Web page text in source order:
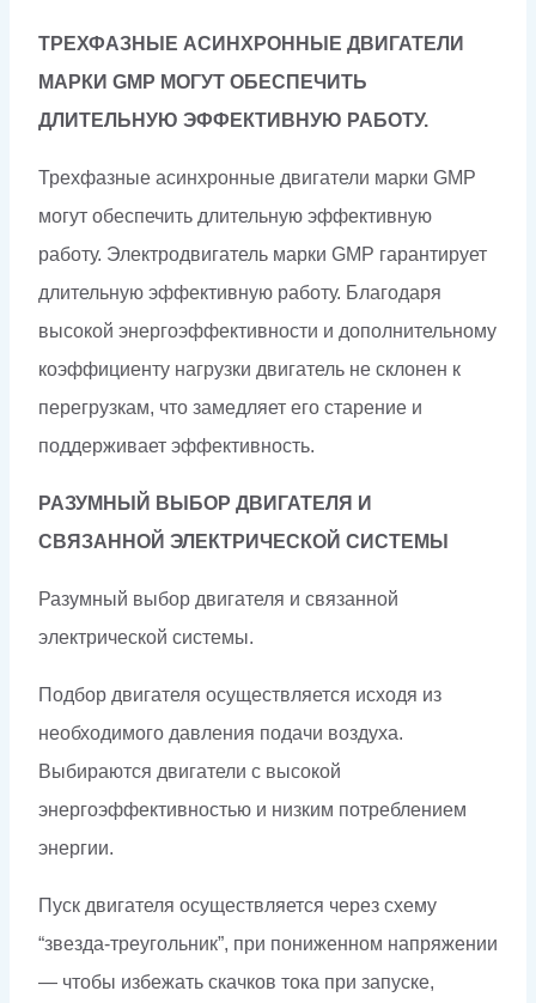
ТРЕХФАЗНЫЕ АСИНХРОННЫЕ ДВИГАТЕЛИ
МАРКИ GMP МОГУТ ОБЕСПЕЧИТЬ
ДЛИТЕЛЬНУЮ ЭФФЕКТИВНУЮ РАБОТУ.
Трехфазные асинхронные двигатели марки GMP
могут обеспечить длительную эффективную
работу. Электродвигатель марки GMP гарантирует
длительную эффективную работу. Благодаря
высокой энергоэффективности и дополнительному
коэффициенту нагрузки двигатель не склонен к
перегрузкам, что замедляет его старение и
поддерживает эффективность.
РАЗУМНЫЙ ВЫБОР ДВИГАТЕЛЯ И
СВЯЗАННОЙ ЭЛЕКТРИЧЕСКОЙ СИСТЕМЫ
Разумный выбор двигателя и связанной
электрической системы.
Подбор двигателя осуществляется исходя из
необходимого давления подачи воздуха.
Выбираются двигатели с высокой
энергоэффективностью и низким потреблением
энергии.
Пуск двигателя осуществляется через схему
“звезда-треугольник”, при пониженном напряжении
— чтобы избежать скачков тока при запуске,